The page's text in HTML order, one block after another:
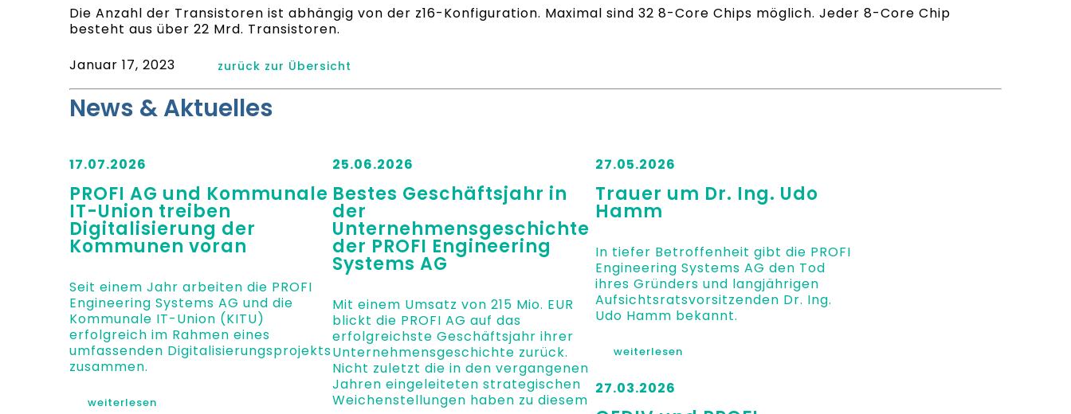
Die Anzahl der Transistoren ist abhängig von der z16-Konfiguration. Maximal sind 32 8-Core Chips möglich. Jeder 8-Core Chip
besteht aus über 22 Mrd. Transistoren.
Januar 17, 2023
zurück zur Übersicht
News & Aktuelles
17.07.2026
PROFI AG und Kommunale
IT-Union treiben
Digitalisierung der
Kommunen voran
Seit einem Jahr arbeiten die PROFI
Engineering Systems AG und die
Kommunale IT-Union (KITU)
erfolgreich im Rahmen eines
umfassenden Digitalisierungsprojekts
zusammen.
weiterlesen
25.06.2026
Bestes Geschäftsjahr in
der
Unternehmensgeschichte
der PROFI Engineering
Systems AG
Mit einem Umsatz von 215 Mio. EUR
blickt die PROFI AG auf das
erfolgreichste Geschäftsjahr ihrer
Unternehmensgeschichte zurück.
Nicht zuletzt die in den vergangenen
Jahren eingeleiteten strategischen
Weichenstellungen haben zu diesem
27.05.2026
Trauer um Dr. Ing. Udo
Hamm
In tiefer Betroffenheit gibt die PROFI
Engineering Systems AG den Tod
ihres Gründers und langjährigen
Aufsichtsratsvorsitzenden Dr. Ing.
Udo Hamm bekannt.
weiterlesen
27.03.2026